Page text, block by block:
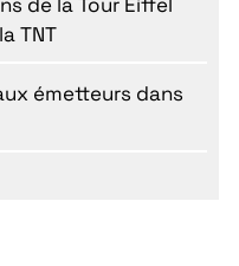
TNT
émetteurs dans